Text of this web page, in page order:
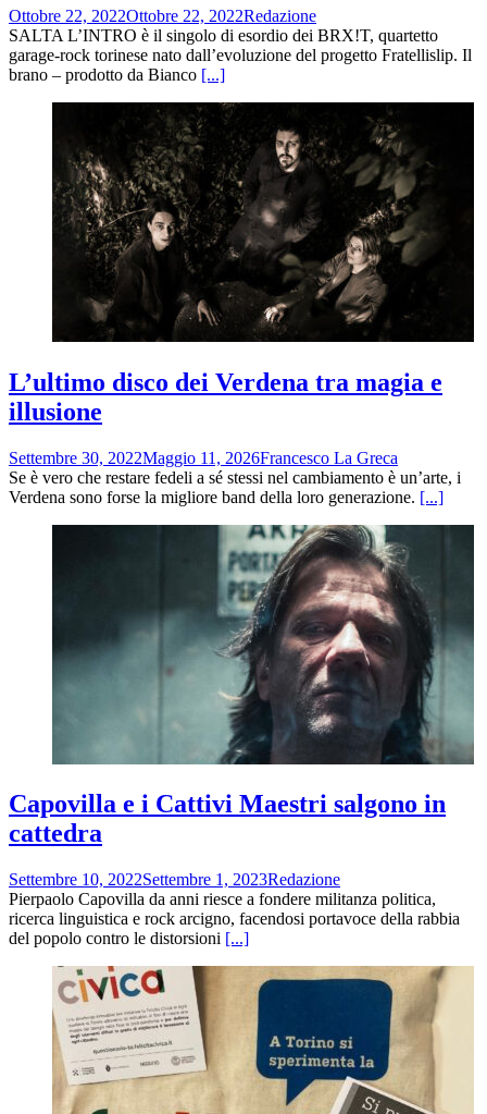
Ottobre 22, 2022Ottobre 22, 2022Redazione
SALTA L’INTRO è il singolo di esordio dei BRX!T, quartetto
garage-rock torinese nato dall’evoluzione del progetto Fratellislip. Il
brano – prodotto da Bianco [...]
L’ultimo disco dei Verdena tra magia e
illusione
Settembre 30, 2022Maggio 11, 2026Francesco La Greca
Se è vero che restare fedeli a sé stessi nel cambiamento è un’arte, i
Verdena sono forse la migliore band della loro generazione. [...]
Capovilla e i Cattivi Maestri salgono in
cattedra
Settembre 10, 2022Settembre 1, 2023Redazione
Pierpaolo Capovilla da anni riesce a fondere militanza politica,
ricerca linguistica e rock arcigno, facendosi portavoce della rabbia
del popolo contro le distorsioni [...]